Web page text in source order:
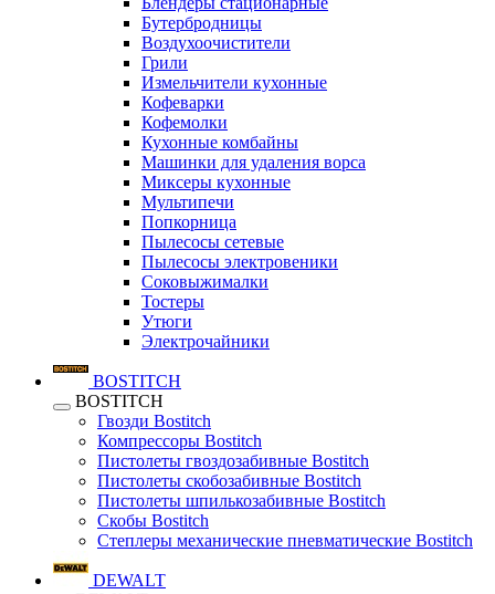
Бутербродницы
Воздухоочистители
Грили
Измельчители кухонные
Кофеварки
Кофемолки
Кухонные комбайны
Машинки для удаления ворса
Миксеры кухонные
Мультипечи
Попкорница
Пылесосы сетевые
Пылесосы электровеники
Соковыжималки
Тостеры
Утюги
Электрочайники
BOSTITCH
BOSTITCH
Гвозди Bostitch
Компрессоры Bostitch
Пистолеты гвоздозабивные Bostitch
Пистолеты скобозабивные Bostitch
Пистолеты шпилькозабивные Bostitch
Скобы Bostitch
Степлеры механические пневматические Bostitch
DEWALT